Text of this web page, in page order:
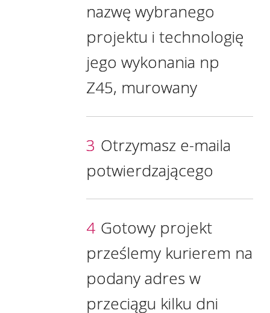
nazwę wybranego
projektu i technologię
jego wykonania np
Z45, murowany
3 Otrzymasz e-maila
potwierdzającego
4 Gotowy projekt
prześlemy kurierem na
podany adres w
przeciągu kilku dni